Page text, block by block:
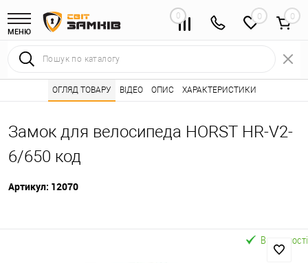
МЕНЮ
0 0
Інтернет магазин замків • Каталог товарів ⭐ • Дверні замки 🌟
Замок для велосипеда HORST HR-V2-
6/650 код
Артикул: 12070
ОГЛЯД ТОВАРУ ВІДЕО ОПИС ХАРАКТЕРИСТИКИ
В наявності